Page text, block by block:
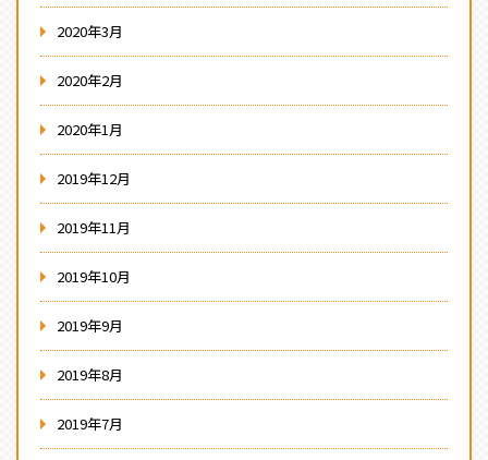
2020年3月
2020年2月
2020年1月
2019年12月
2019年11月
2019年10月
2019年9月
2019年8月
2019年7月